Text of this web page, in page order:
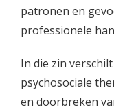
patronen en
professionele
In die zin
psychosociale
en doorbreken